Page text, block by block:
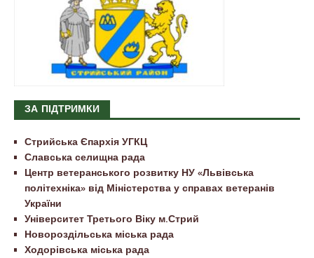
ЗА ПІДТРИМКИ
Стрийська Єпархія УГКЦ
Славська селищна рада
Центр ветеранського розвитку НУ «Львівська
політехніка» від Міністерства у справах ветеранів
України
Університет Третього Віку м.Стрий
Новороздільська міська рада
Ходорівська міська рада